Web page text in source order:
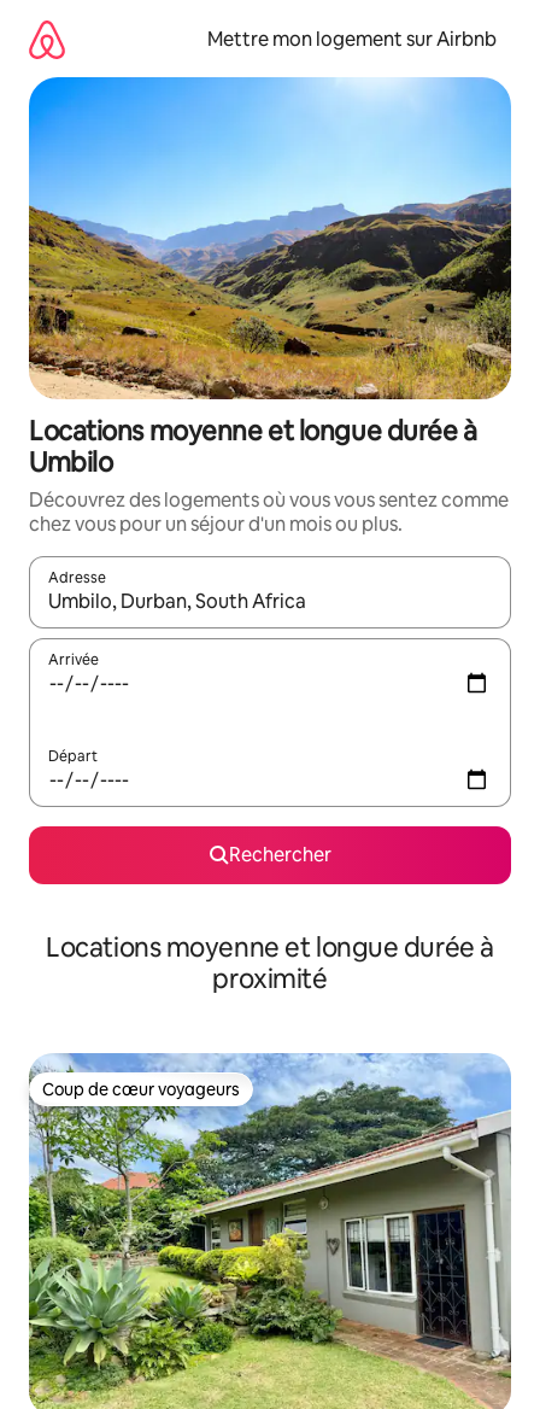
directement
contenu
Mettre mon logement sur Airbnb
Locations moyenne et longue durée à
Umbilo
Découvrez des logements où vous vous sentez comme
chez vous pour un séjour d'un mois ou plus.
Adresse
Lorsque les résultats s'affichent, utilisez les flèches vers le
Arrivée
Départ
Rechercher
Locations moyenne et longue durée à
proximité
Coup de cœur voyageurs
Coup de cœur voyageurs